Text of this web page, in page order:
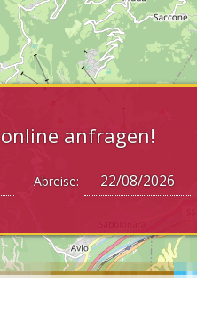
online anfragen!
Abreise: